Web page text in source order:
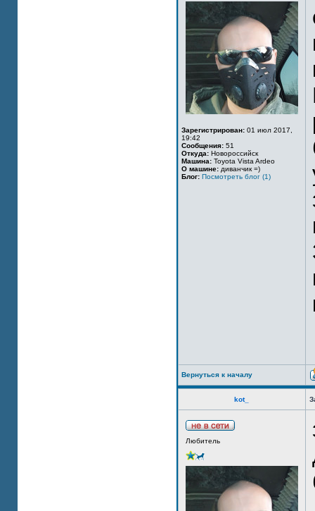
Зарегистрирован: 01 июл 2017,
19:42
Сообщения: 51
Откуда: Новороссийск
Машина: Toyota Vista Ardeo
О машине: диванчик =)
Блог: Посмотреть блог (1)
Вернуться к началу
kot_
Любитель